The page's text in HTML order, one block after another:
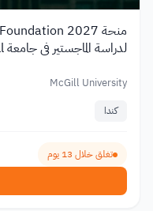
لدراسة الماجستير في جامعة McGill
McGill University
كندا
تغلق خلال 13 يوم